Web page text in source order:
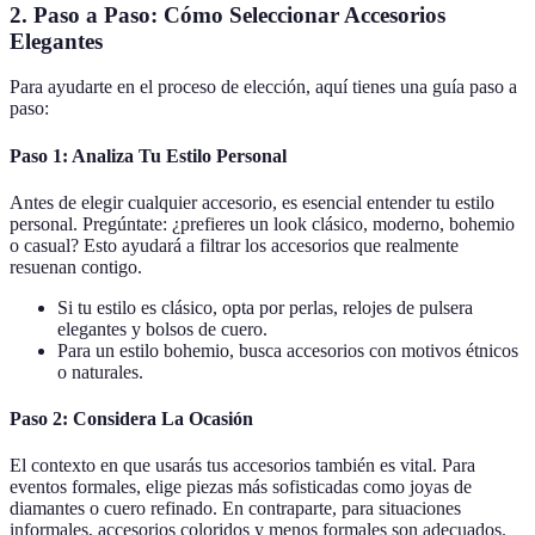
2. Paso a Paso: Cómo Seleccionar Accesorios
Elegantes
Para ayudarte en el proceso de elección, aquí tienes una guía paso a
paso:
Paso 1: Analiza Tu Estilo Personal
Antes de elegir cualquier accesorio, es esencial entender tu estilo
personal. Pregúntate: ¿prefieres un look clásico, moderno, bohemio
o casual? Esto ayudará a filtrar los accesorios que realmente
resuenan contigo.
Si tu estilo es clásico, opta por perlas, relojes de pulsera
elegantes y bolsos de cuero.
Para un estilo bohemio, busca accesorios con motivos étnicos
o naturales.
Paso 2: Considera La Ocasión
El contexto en que usarás tus accesorios también es vital. Para
eventos formales, elige piezas más sofisticadas como joyas de
diamantes o cuero refinado. En contraparte, para situaciones
informales, accesorios coloridos y menos formales son adecuados.